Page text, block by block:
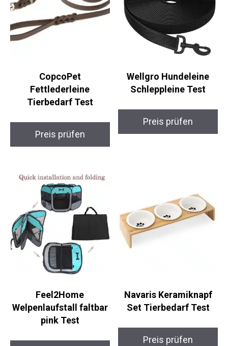
CopcoPet
Fettlederleine
Tierbedarf Test
Preis prüfen
Wellgro Hundeleine
Schleppleine Test
Preis prüfen
Feel2Home
Welpenlaufstall faltbar
pink Test
Navaris Keramiknapf
Set Tierbedarf Test
Preis prüfen